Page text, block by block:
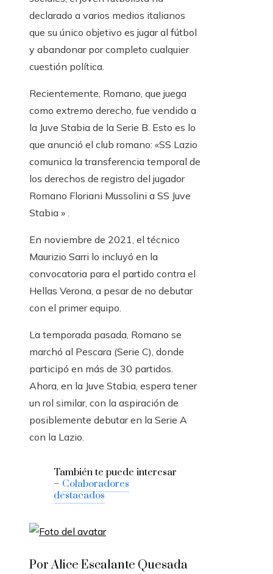
declarado a varios medios italianos
que su único objetivo es jugar al fútbol
y abandonar por completo cualquier
cuestión política.
Recientemente, Romano, que juega
como extremo derecho, fue vendido a
la Juve Stabia de la Serie B. Esto es lo
que anunció el club romano: «SS Lazio
comunica la transferencia temporal de
los derechos de registro del jugador
Romano Floriani Mussolini a SS Juve
Stabia » .
En noviembre de 2021, el técnico
Maurizio Sarri lo incluyó en la
convocatoria para el partido contra el
Hellas Verona, a pesar de no debutar
con el primer equipo.
La temporada pasada, Romano se
marchó al Pescara (Serie C), donde
participó en más de 30 partidos.
Ahora, en la Juve Stabia, espera tener
un rol similar, con la aspiración de
posiblemente debutar en la Serie A
con la Lazio.
También te puede interesar
– Colaboradores
destacados
Por Alice Escalante Quesada